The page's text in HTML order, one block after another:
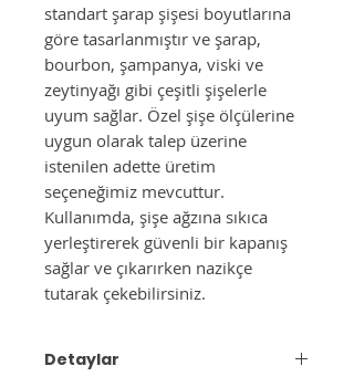
standart şarap şişesi boyutlarına
göre tasarlanmıştır ve şarap,
bourbon, şampanya, viski ve
zeytinyağı gibi çeşitli şişelerle
uyum sağlar. Özel şişe ölçülerine
uygun olarak talep üzerine
istenilen adette üretim
seçeneğimiz mevcuttur.
Kullanımda, şişe ağzına sıkıca
yerleştirerek güvenli bir kapanış
sağlar ve çıkarırken nazikçe
tutarak çekebilirsiniz.
Detaylar